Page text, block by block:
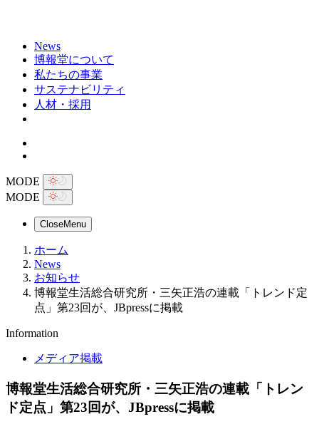
News
博報堂について
私たちの事業
サステナビリティ
人材・採用
MODE
MODE
CloseMenu
ホーム
News
お知らせ
博報堂生活総合研究所・三矢正浩の連載「トレンド定
点」第23回が、JBpressに掲載
Information
メディア掲載
博報堂生活総合研究所・三矢正浩の連載「トレン
ド定点」第23回が、JBpressに掲載